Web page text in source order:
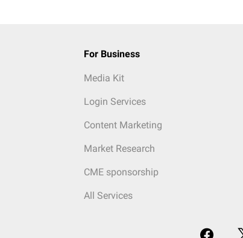
For Business
Media Kit
Login Services
Content Marketing
Market Research
CME sponsorship
All Services